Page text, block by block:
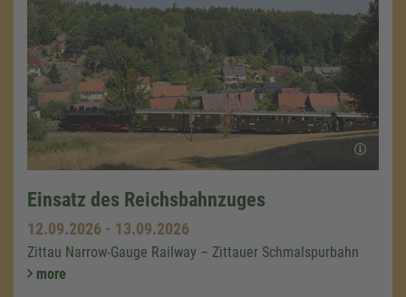
Einsatz des Reichsbahnzuges
12.09.2026 - 13.09.2026
Zittau Narrow-Gauge Railway – Zittauer Schmalspurbahn
more